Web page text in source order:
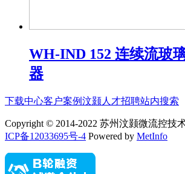
WH-IND 152 连续流玻
器
下载中心客户案例汶颢人才招聘站内搜索
Copyright © 2014-2022 苏州汶颢微流控技
ICP备12033695号-4 Powered by MetInfo